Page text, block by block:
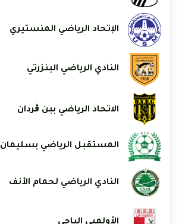
الإتحاد الرياضي المنستيري
النادي الرياضي البنزرتي
الاتحاد الرياضي ببن ڨردان
المستقبل الرياضي بسليمان
النادي الرياضي لحمام الأنف